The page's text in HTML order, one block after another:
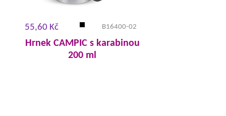
55,60 Kč B16400-02
Hrnek CAMPIC s karabinou
200 ml